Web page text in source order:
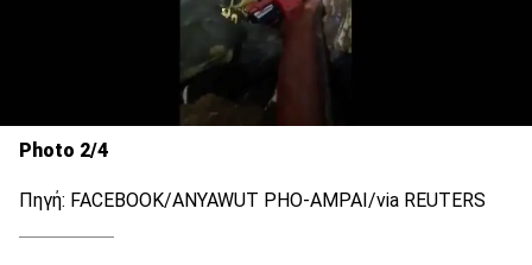
Photo 2/4
Πηγή: FACEBOOK/ANYAWUT PHO-AMPAI/via REUTERS